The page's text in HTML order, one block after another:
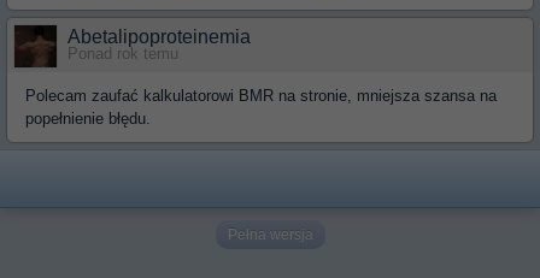
Abetalipoproteinemia
Ponad rok temu
Polecam zaufać kalkulatorowi BMR na stronie, mniejsza szansa na
popełnienie błędu.
Pełna wersja